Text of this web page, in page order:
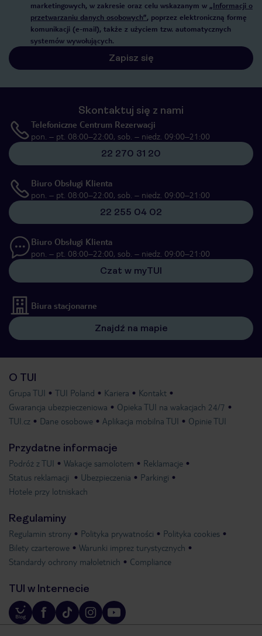
marketingowych, w zakresie oraz celu wskazanym w „Informacji o
przetwarzaniu danych osobowych”, poprzez elektroniczną formę
komunikacji (e-mail), także z użyciem tzw. automatycznych
systemów wywołujących.
Zapisz się
Skontaktuj się z nami
Telefoniczne Centrum Rezerwacji
pon. – pt. 08:00–22:00, sob. – niedz. 09:00–21:00
22 270 31 20
Biuro Obsługi Klienta
pon. – pt. 08:00–22:00, sob. – niedz. 09:00–21:00
22 255 04 02
Biuro Obsługi Klienta
pon. – pt. 08:00–22:00, sob. – niedz. 09:00–21:00
Czat w myTUI
Biura stacjonarne
Znajdź na mapie
O TUI
Grupa TUI TUI Poland Kariera
Kontakt
Gwarancja ubezpieczeniowa
Opieka TUI na wakacjach 24/7
TUI.cz
Dane osobowe Aplikacja mobilna TUI Opinie TUI
Przydatne informacje
Podróż z TUI Wakacje samolotem
Reklamacje
Status reklamacji
Ubezpieczenia
Parkingi
Hotele przy lotniskach
Regulaminy
Regulamin strony Polityka prywatności
Polityka cookies
Bilety czarterowe
Warunki imprez turystycznych
Standardy ochrony małoletnich
Compliance
TUI w Internecie